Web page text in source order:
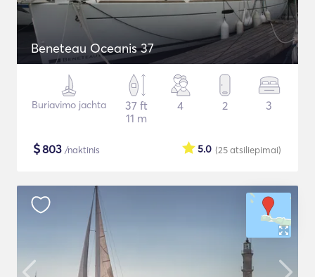
Beneteau Oceanis 37
Buriavimo jachta
37 ft
11 m
4 2 3
$803 /naktinis (25atsiliepimai)
5.0